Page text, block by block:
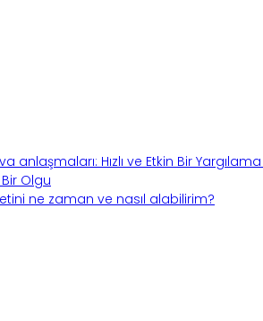
Hızlı ve Etkin Bir
Olgu
ne zaman ve nasıl alabilirim?